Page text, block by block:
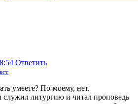
Ответить
умеете? По-моему, нет.
литургию и читал проповедь